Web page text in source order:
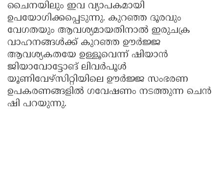
ചൈനയിലും ഇവ വ്യാപകമായി
ഉപയോഗിക്കപ്പെടുന്നു. കുറഞ്ഞ ദൂരവും
വേഗതയും ആവശ്യമായതിനാൽ ഇരുചക്ര
വാഹനങ്ങൾക്ക് കുറഞ്ഞ ഊർജ്ജ
ആവശ്യകതയേ ഉള്ളൂവെന്ന് ഷിയാൻ
ജിയാവോട്ടോങ് ലിവർപൂൾ
യൂണിവേഴ്സിറ്റിയിലെ ഊർജ്ജ സംഭരണ
ഉപകരണങ്ങളിൽ ഗവേഷണം നടത്തുന്ന ചെൻ
ഷി പറയുന്നു.